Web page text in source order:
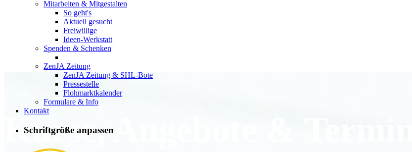
Mitarbeiten & Mitgestalten
So geht's
Aktuell gesucht
Freiwillige
Ideen-Werkstatt
Spenden & Schenken
ZenJA Zeitung
ZenJA Zeitung & SHL-Bote
Pressestelle
Flohmarktkalender
Formulare & Info
Kontakt
Schriftgröße anpassen
Kurse, Angebote & Termine